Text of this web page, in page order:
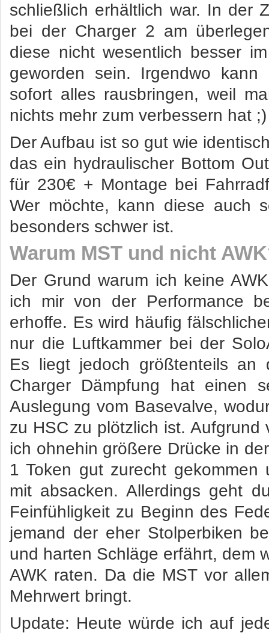
schließlich erhältlich war. In der
bei der Charger 2 am
diese nicht wesentlich besser
geworden sein. Irgendwo
sofort alles rausbringen, weil
nichts mehr zum verbessern hat ;)
Der Aufbau ist so gut wie
das ein hydraulischer Bottom
für 230€ + Montage bei
Wer möchte, kann diese auch
besonders schwer ist.
Warum MST und nicht
Der Grund warum ich keine
ich mir von der Performance
erhoffe. Es wird häufig
nur die Luftkammer bei der
Es liegt jedoch größtenteils an
Charger Dämpfung hat einen
Auslegung vom Basevalve,
zu HSC zu plötzlich ist.
ich ohnehin größere Drücke in
1 Token gut zurecht
mit absacken. Allerdings geht
Feinfühligkeit zu Beginn des
jemand der eher Stolperbiken
und harten Schläge erfährt, dem
AWK raten. Da die MST vor
Mehrwert bringt.
Update: Heute würde ich auf